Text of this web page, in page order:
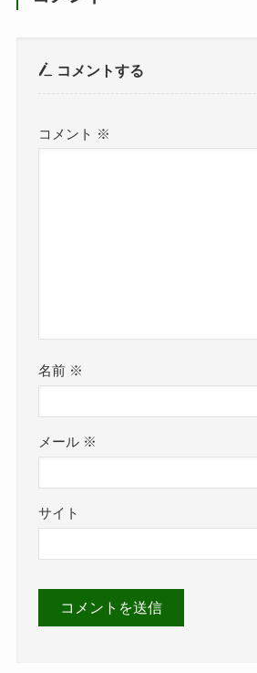
コメントする
コメント ※
名前 ※
メール ※
サイト